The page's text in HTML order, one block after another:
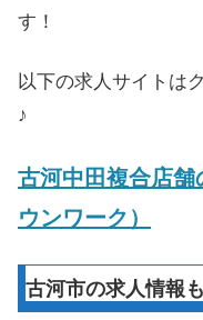
す！
以下の求人サイトは
♪
古河中田複合店舗
ウンワーク）
古河市の求人情報